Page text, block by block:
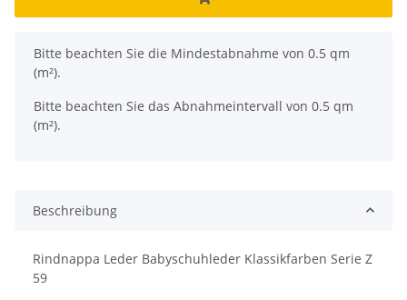
x
Bitte beachten Sie die Mindestabnahme von 0.5 qm
(m²).
Bitte beachten Sie das Abnahmeintervall von 0.5 qm
(m²).
Beschreibung
Rindnappa Leder Babyschuhleder Klassikfarben Serie Z
59